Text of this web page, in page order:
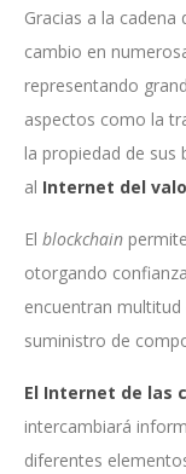
Gracias a la
cambio en
representando
aspectos como la
la propiedad de sus
al Internet del
El blockchain
otorgando
encuentran multitud
suministro de
El Internet de las
intercambiará
diferentes